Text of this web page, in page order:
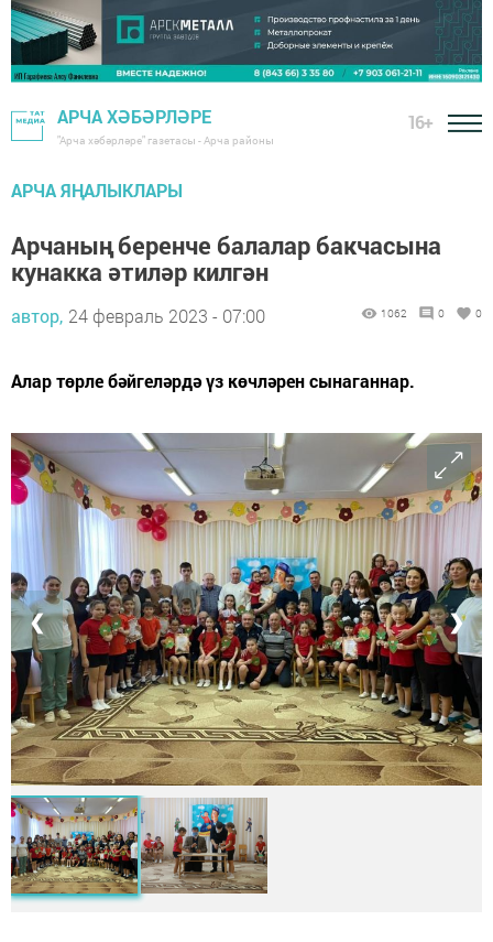
АРЧА ХӘБӘРЛӘРЕ
"Арча хәбәрләре" газетасы - Арча районы
16+
АРЧА ЯҢАЛЫКЛАРЫ
Арчаның беренче балалар бакчасына
кунакка әтиләр килгән
автор, 24 февраль 2023 - 07:00 1062 0 0
Алар төрле бәйгеләрдә үз көчләрен сынаганнар.
❮ ❯